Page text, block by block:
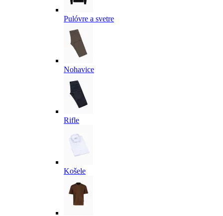
Pulóvre a svetre
Nohavice
Rifle
Košele